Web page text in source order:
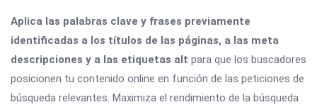
Aplica las palabras clave y frases previamente
identificadas a los títulos de las páginas, a las meta
descripciones y a las etiquetas alt para que los buscadores
posicionen tu contenido online en función de las peticiones de
búsqueda relevantes. Maximiza el rendimiento de la búsqueda